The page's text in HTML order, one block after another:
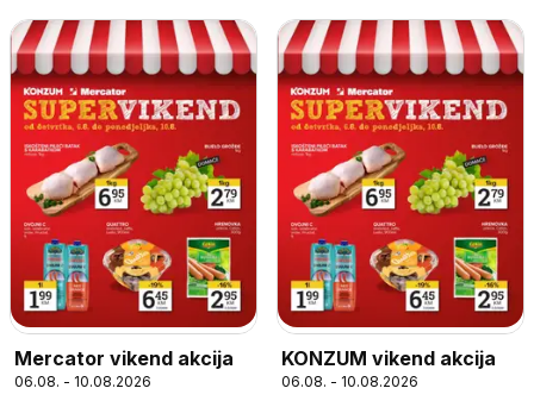
Mercator vikend akcija
06.08. - 10.08.2026
KONZUM vikend akcija
06.08. - 10.08.2026